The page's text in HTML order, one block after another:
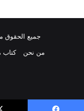
جميع الحقوق
من نحن
كتاب